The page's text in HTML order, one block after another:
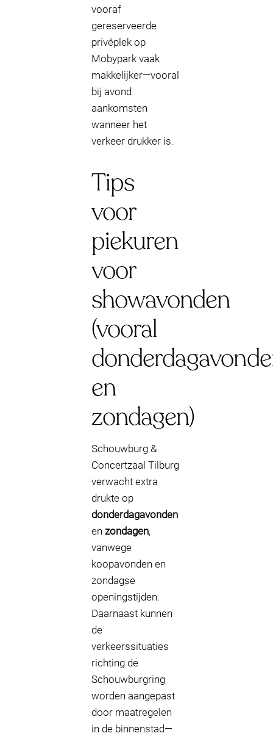
vooraf
gereserveerde
privéplek op
Mobypark vaak
makkelijker—vooral
bij avond
aankomsten
wanneer het
verkeer drukker is.
Tips
voor
piekuren
voor
showavonden
(vooral
en
zondagen)
Schouwburg &
Concertzaal Tilburg
verwacht extra
drukte op
donderdagavonden
en zondagen,
vanwege
koopavonden en
zondagse
openingstijden.
Daarnaast kunnen
de
verkeerssituaties
richting de
Schouwburgring
worden aangepast
door maatregelen
in de binnenstad—